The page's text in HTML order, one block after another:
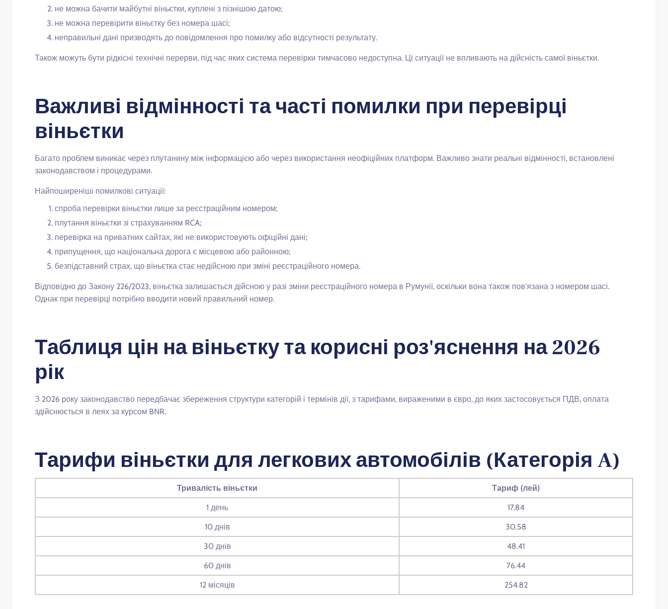
не можна бачити майбутні віньєтки, куплені з пізнішою датою;
не можна перевірити віньєтку без номера шасі;
неправильні дані призводять до повідомлення про помилку або відсутності результату.
Також можуть бути рідкісні технічні перерви, під час яких система перевірки тимчасово недоступна. Ці ситуації не впливають на дійсність самої віньєтки.
Важливі відмінності та часті помилки при перевірці
віньєтки
Багато проблем виникає через плутанину між інформацією або через використання неофіційних платформ. Важливо знати реальні відмінності, встановлені
законодавством і процедурами.
Найпоширеніші помилкові ситуації:
спроба перевірки віньєтки лише за реєстраційним номером;
плутання віньєтки зі страхуванням RCA;
перевірка на приватних сайтах, які не використовують офіційні дані;
припущення, що національна дорога є місцевою або районною;
безпідставний страх, що віньєтка стає недійсною при зміні реєстраційного номера.
Відповідно до Закону 226/2023, віньєтка залишається дійсною у разі зміни реєстраційного номера в Румунії, оскільки вона також пов'язана з номером шасі.
Однак при перевірці потрібно вводити новий правильний номер.
Таблиця цін на віньєтку та корисні роз'яснення на 2026
рік
З 2026 року законодавство передбачає збереження структури категорій і термінів дії, з тарифами, вираженими в євро, до яких застосовується ПДВ, оплата
здійснюється в леях за курсом BNR.
Тарифи віньєтки для легкових автомобілів (Категорія A)
Тривалість віньєтки Тариф (лей)
1 день 17.84
10 днів 30.58
30 днів 48.41
60 днів 76.44
12 місяців 254.82